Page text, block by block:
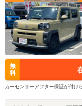
無
料
カーセンサーアフター保証が付け